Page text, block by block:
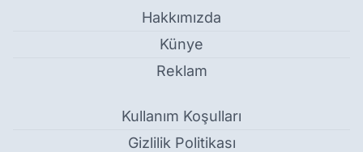
Hakkımızda
Künye
Reklam
Kullanım Koşulları
Gizlilik Politikası